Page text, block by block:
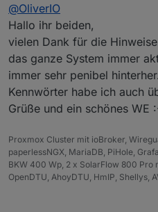
2.) je nachdem was
Adapter) gibt es vllt
Tools die rreichbar
Authentication aktiv
3.) Wir können nicht
prüfen, von daher
geben das nicht
die Core-Adapter
tests. Also efektiv
doch irgendwo
der vom jeweiligen
oder so ...
@OliverIO
Hallo ihr beiden,
vielen Dank für die
das ganze System immer
immer sehr penibel hinterher.
Kennwörter habe ich auch
Grüße und ein schönes WE
Proxmox Cluster mit ioBroker,
paperlessNGX, MariaDB, PiHole,
BKW 400 Wp, 2 x SolarFlow 800 Pro
OpenDTU, AhoyDTU, HmIP, Shellys,